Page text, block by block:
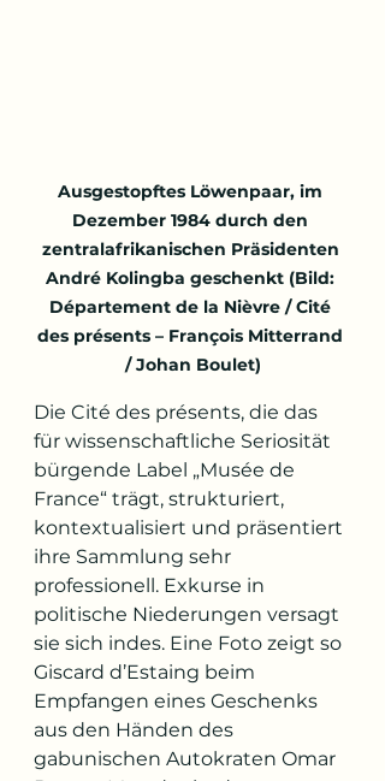
Ausgestopftes Löwenpaar, im
Dezember 1984 durch den
zentralafrikanischen Präsidenten
André Kolingba geschenkt (Bild:
Département de la Nièvre / Cité
des présents – François Mitterrand
/ Johan Boulet)
Die Cité des présents, die das
für wissenschaftliche Seriosität
bürgende Label „Musée de
France“ trägt, strukturiert,
kontextualisiert und präsentiert
ihre Sammlung sehr
professionell. Exkurse in
politische Niederungen versagt
sie sich indes. Eine Foto zeigt so
Giscard d’Estaing beim
Empfangen eines Geschenks
aus den Händen des
gabunischen Autokraten Omar